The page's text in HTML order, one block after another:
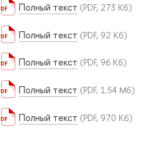
Полный текст (PDF, 273 Кб)
Полный текст (PDF, 92 Кб)
Полный текст (PDF, 96 Кб)
Полный текст (PDF, 1.54 Мб)
Полный текст (PDF, 970 Кб)